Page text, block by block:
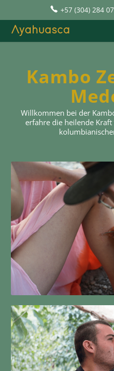
+57 (304) 284
Kambo
Willkommen bei der
erfahre die heilende